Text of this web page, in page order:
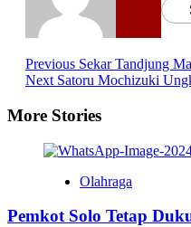
Post
Navigation
Previous Sekar Tandjung
Next Satoru Mochizuki
More Stories
Olahraga
Pemkot Solo Tetap